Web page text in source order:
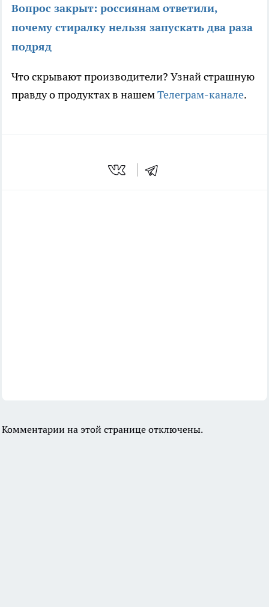
Вопрос закрыт: россиянам ответили,
почему стиралку нельзя запускать два раза
подряд
Что скрывают производители? Узнай страшную
правду о продуктах в нашемТелеграм-канале.
Комментарии на этой странице отключены.